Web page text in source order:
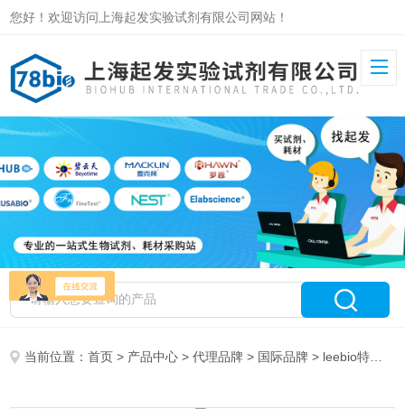
您好！欢迎访问上海起发实验试剂有限公司网站！
当前位置：首页 > 产品中心 >代理品牌 > 国际品牌 > leebio特约总代理